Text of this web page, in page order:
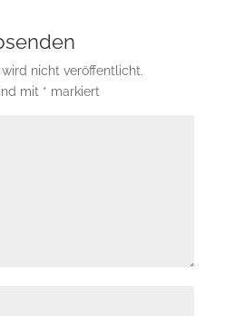
nicht veröffentlicht.
mit * markiert